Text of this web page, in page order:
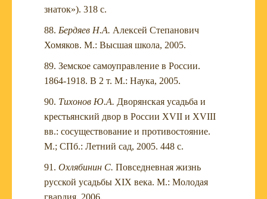
знаток»). 318 с.
Бердяев Н.А. Алексей Степанович
Хомяков. М.: Высшая школа, 2005.
Земское самоуправление в России.
1864-1918. В 2 т. М.: Наука, 2005.
Тихонов Ю.А. Дворянская усадьба и
крестьянский двор в России XVII и XVIII
вв.: сосуществование и противостояние.
М.; СПб.: Летний сад, 2005. 448 с.
Охлябинин С. Повседневная жизнь
русской усадьбы XIX века. М.: Молодая
гвардия, 2006.